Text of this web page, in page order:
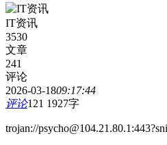
IT资讯
3530
文章
241
评论
2026-03-1809:17:44
评论121 1927字
trojan://